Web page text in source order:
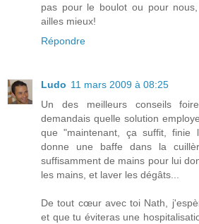
pas pour le boulot ou pour
ailles mieux!
Répondre
Ludo 11 mars 2009 à 08:25
Un des meilleurs conseils
demandais quelle solution
que "maintenant, ça suffit, finie
donne une baffe dans la
suffisamment de mains pour lui
les mains, et laver les dégâts...
De tout cœur avec toi Nath,
et que tu éviteras une